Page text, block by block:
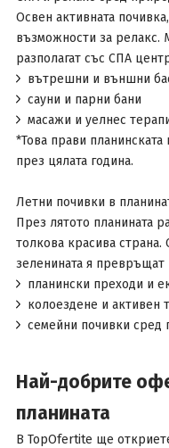
Освен активната
възможности за релакс.
разполагат със СПА
вътрешни и външни
сауни и парни бани
масажи и уелнес
*Това прави
през цялата година.
Летни почивки в
През лятото планината
толкова красива страна.
зеленината я
планински преходи и
колоездене и активен
семейни почивки сред
Най-добрите
планината
В TopOfertite ще